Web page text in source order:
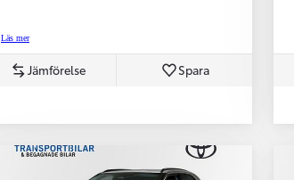
Läs mer
Jämförelse Spara